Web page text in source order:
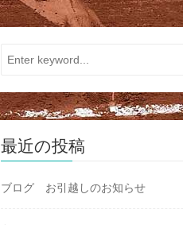
最近の投稿
ブログ お引越しのお知らせ